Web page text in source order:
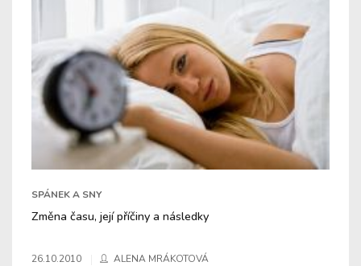
SPÁNEK A SNY
Změna času, její příčiny a následky
26.10.2010 ALENA MRÁKOTOVÁ